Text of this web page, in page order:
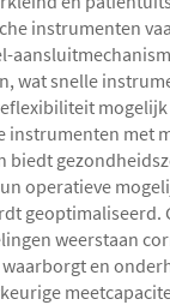
instrumenten
wat snelle
mogelijk
instrumenten met
biedt
operatieve
geoptimaliseerd.
weerstaan
en